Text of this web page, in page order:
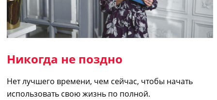
Никогда не поздно
Нет лучшего времени, чем сейчас, чтобы начать
использовать свою жизнь по полной.